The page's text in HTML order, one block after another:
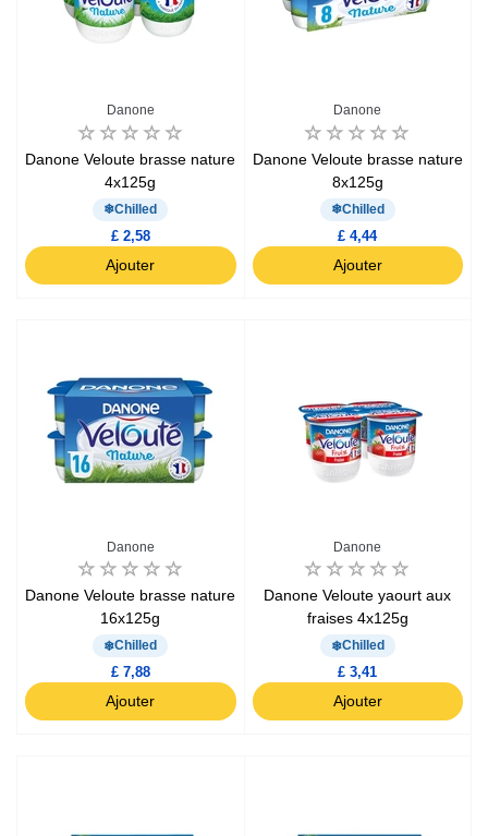
Danone
Danone Veloute brasse nature
4x125g
Chilled
£ 2,58
Ajouter
Danone
Danone Veloute brasse nature
8x125g
Chilled
£ 4,44
Ajouter
Danone
Danone Veloute brasse nature
16x125g
Chilled
£ 7,88
Ajouter
Danone
Danone Veloute yaourt aux
fraises 4x125g
Chilled
£ 3,41
Ajouter